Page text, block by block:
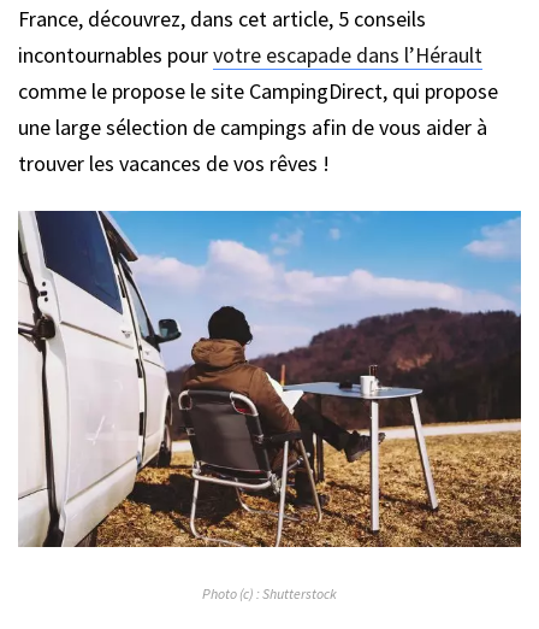
France, découvrez, dans cet article, 5 conseils
incontournables pourvotre escapade dans l’Hérault
comme le propose le site CampingDirect, qui propose
une large sélection de campings afin de vous aider à
trouver les vacances de vos rêves !
Photo (c) : Shutterstock